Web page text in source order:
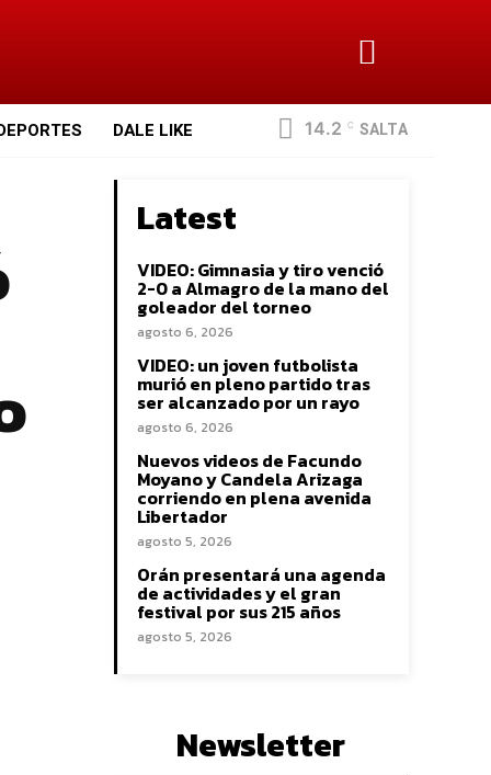
DALE LIKE 14.2 C SALTA
Latest
VIDEO: Gimnasia y tiro venció
2-0 a Almagro de la mano del
goleador del torneo
agosto 6, 2026
VIDEO: un joven futbolista
murió en pleno partido tras
ser alcanzado por un rayo
agosto 6, 2026
Nuevos videos de Facundo
Moyano y Candela Arizaga
corriendo en plena avenida
Libertador
agosto 5, 2026
Orán presentará una agenda
de actividades y el gran
festival por sus 215 años
agosto 5, 2026
Newsletter